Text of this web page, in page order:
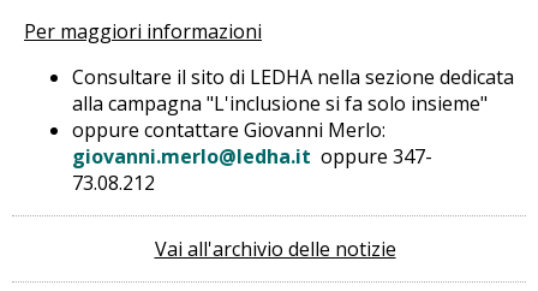
Per maggiori informazioni
Consultare il sito di LEDHA nella sezione dedicata
alla campagna "L'inclusione si fa solo insieme"
oppure contattare Giovanni Merlo:
giovanni.merlo@ledha.it oppure 347-
73.08.212
Vai all'archivio delle notizie